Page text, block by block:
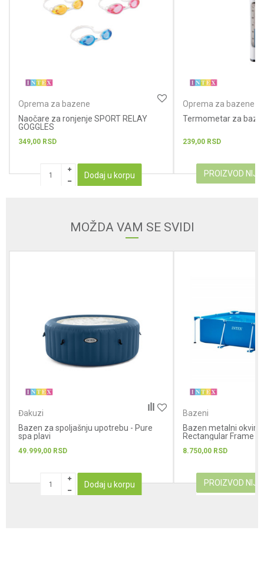
Oprema za bazene
Naočare za ronjenje SPORT RELAY
GOGGLES
349,00 RSD
Dodaj u korpu
Oprema za bazene
Termometar za
239,00 RSD
PROIZVOD
MOŽDA VAM SE SVIDI
Đakuzi
Bazen za spoljašnju upotrebu - Pure
spa plavi
49.999,00 RSD
Dodaj u korpu
Bazeni
Bazen metalni okvir
Rectangular Frame
8.750,00 RSD
PROIZVOD